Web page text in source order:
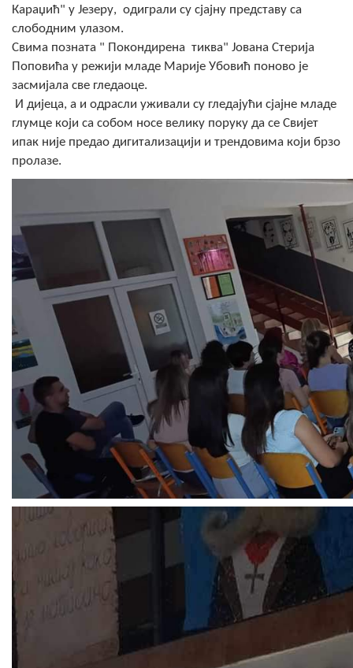
ФИНАНСИЈЕ
ПРИВРЕДА
Пољопривреда
Туризам
Спорт
КОНТАКТ
Караџић" у Језеру, одиграли су сјајну представу са
слободним улазом.
Свима позната " Покондирена тиква" Јована Стерија
Поповића у режији младе Марије Убовић поново је
засмијала све гледаоце.
И дијеца, а и одрасли уживали су гледајући сјајне младе
глумце који са собом носе велику поруку да се Свијет
ипак није предао дигитализацији и трендовима који брзо
пролазе.